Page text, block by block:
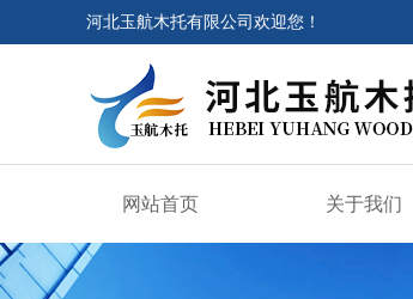
河北玉航木托有限公司欢迎您！
网站首页 关于我们